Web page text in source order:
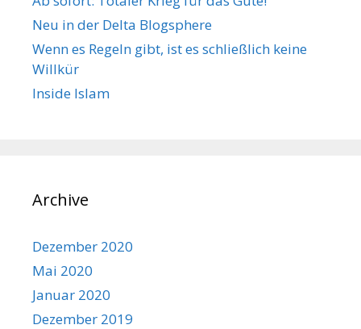
Neu in der Delta Blogsphere
Wenn es Regeln gibt, ist es schließlich keine
Willkür
Inside Islam
Archive
Dezember 2020
Mai 2020
Januar 2020
Dezember 2019